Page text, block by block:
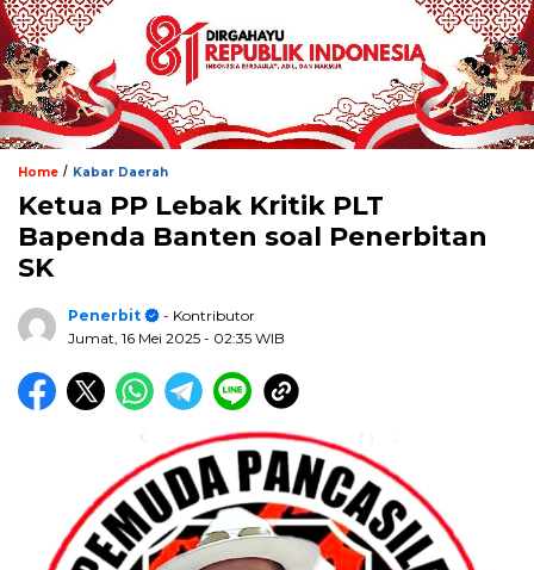
Home / Kabar Daerah
Ketua PP Lebak Kritik PLT
Bapenda Banten soal Penerbitan
SK
Penerbit
- Kontributor
Jumat, 16 Mei 2025 - 02:35 WIB